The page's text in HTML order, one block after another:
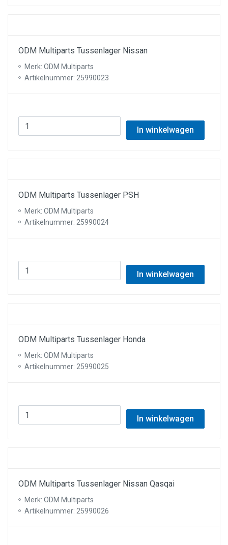
ODM Multiparts Tussenlager Nissan
Merk: ODM Multiparts
Artikelnummer: 25990023
In winkelwagen
ODM Multiparts Tussenlager PSH
Merk: ODM Multiparts
Artikelnummer: 25990024
In winkelwagen
ODM Multiparts Tussenlager Honda
Merk: ODM Multiparts
Artikelnummer: 25990025
In winkelwagen
ODM Multiparts Tussenlager Nissan Qasqai
Merk: ODM Multiparts
Artikelnummer: 25990026